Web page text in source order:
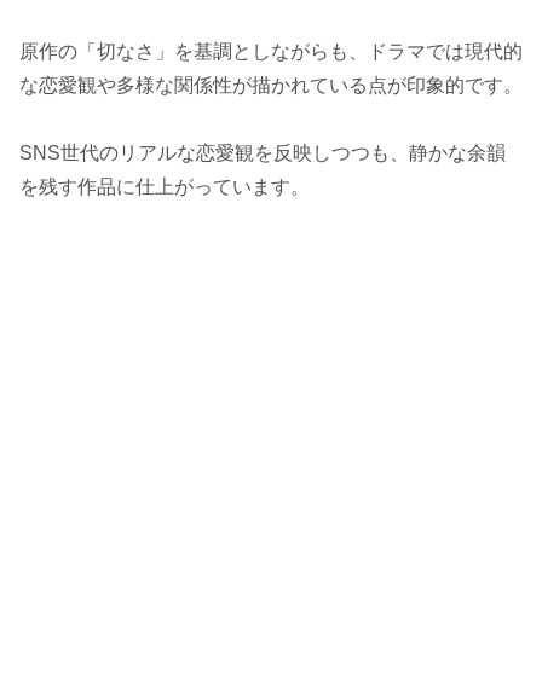
原作の「切なさ」を基調としながらも、ドラマでは現代的
な恋愛観や多様な関係性が描かれている点が印象的です。
SNS世代のリアルな恋愛観を反映しつつも、静かな余韻
を残す作品に仕上がっています。